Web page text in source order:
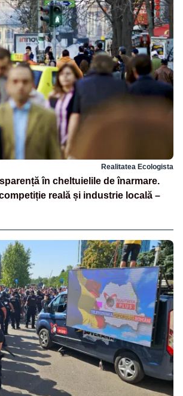
Realitatea Ecologista
în cheltuielile de înarmare.
reală și industrie locală –